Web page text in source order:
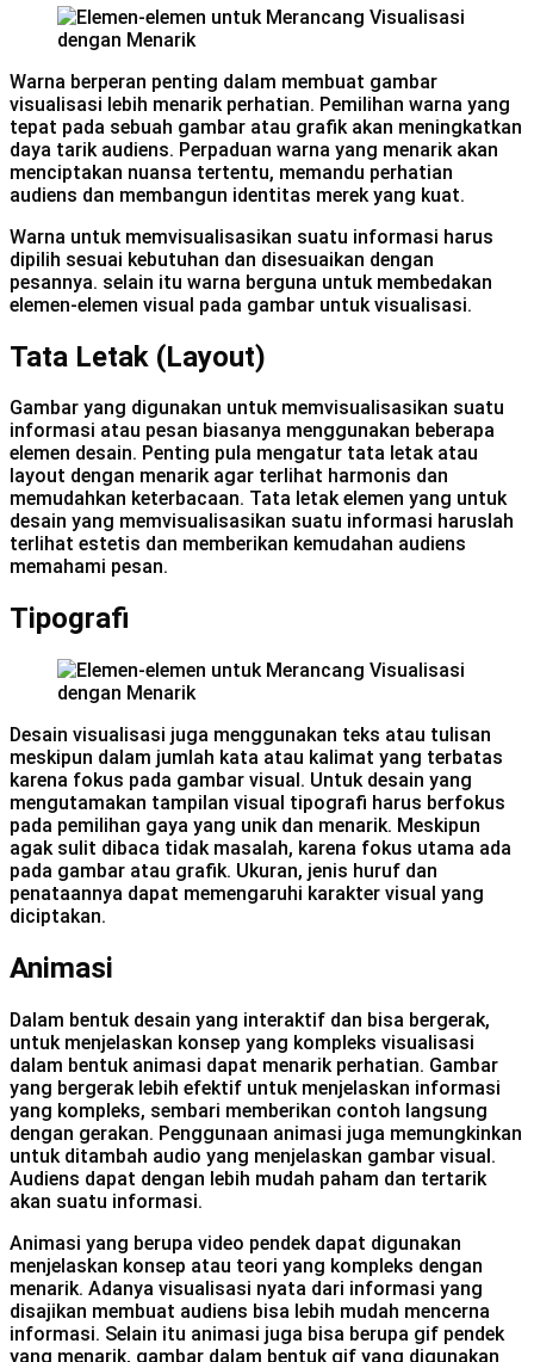
Warna berperan penting dalam membuat gambar
visualisasi lebih menarik perhatian. Pemilihan warna yang
tepat pada sebuah gambar atau grafik akan meningkatkan
daya tarik audiens. Perpaduan warna yang menarik akan
menciptakan nuansa tertentu, memandu perhatian
audiens dan membangun identitas merek yang kuat.
Warna untuk memvisualisasikan suatu informasi harus
dipilih sesuai kebutuhan dan disesuaikan dengan
pesannya. selain itu warna berguna untuk membedakan
elemen-elemen visual pada gambar untuk visualisasi.
Tata Letak (Layout)
Gambar yang digunakan untuk memvisualisasikan suatu
informasi atau pesan biasanya menggunakan beberapa
elemen desain. Penting pula mengatur tata letak atau
layout dengan menarik agar terlihat harmonis dan
memudahkan keterbacaan. Tata letak elemen yang untuk
desain yang memvisualisasikan suatu informasi haruslah
terlihat estetis dan memberikan kemudahan audiens
memahami pesan.
Tipografi
Desain visualisasi juga menggunakan teks atau tulisan
meskipun dalam jumlah kata atau kalimat yang terbatas
karena fokus pada gambar visual. Untuk desain yang
mengutamakan tampilan visual tipografi harus berfokus
pada pemilihan gaya yang unik dan menarik. Meskipun
agak sulit dibaca tidak masalah, karena fokus utama ada
pada gambar atau grafik. Ukuran, jenis huruf dan
penataannya dapat memengaruhi karakter visual yang
diciptakan.
Animasi
Dalam bentuk desain yang interaktif dan bisa bergerak,
untuk menjelaskan konsep yang kompleks visualisasi
dalam bentuk animasi dapat menarik perhatian. Gambar
yang bergerak lebih efektif untuk menjelaskan informasi
yang kompleks, sembari memberikan contoh langsung
dengan gerakan. Penggunaan animasi juga memungkinkan
untuk ditambah audio yang menjelaskan gambar visual.
Audiens dapat dengan lebih mudah paham dan tertarik
akan suatu informasi.
Animasi yang berupa video pendek dapat digunakan
menjelaskan konsep atau teori yang kompleks dengan
menarik. Adanya visualisasi nyata dari informasi yang
disajikan membuat audiens bisa lebih mudah mencerna
informasi. Selain itu animasi juga bisa berupa gif pendek
yang menarik, gambar dalam bentuk gif yang digunakan